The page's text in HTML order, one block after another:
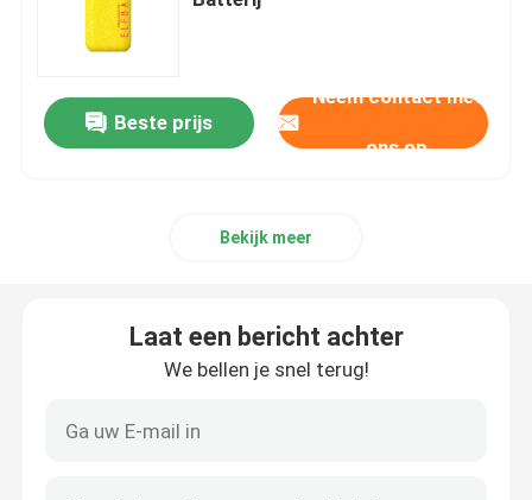
Geekbar vape
HQD VAPE
Beste prijs
Neem contact met
ons op
Bekijk meer
Laat een bericht achter
We bellen je snel terug!